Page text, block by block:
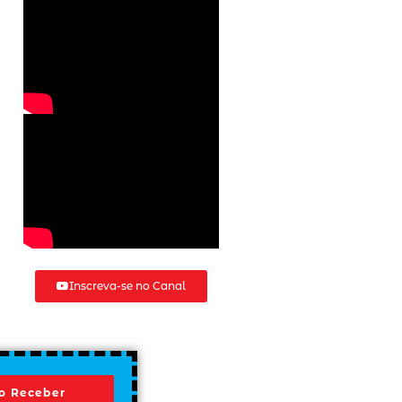
Inscreva-se no Canal
Receber